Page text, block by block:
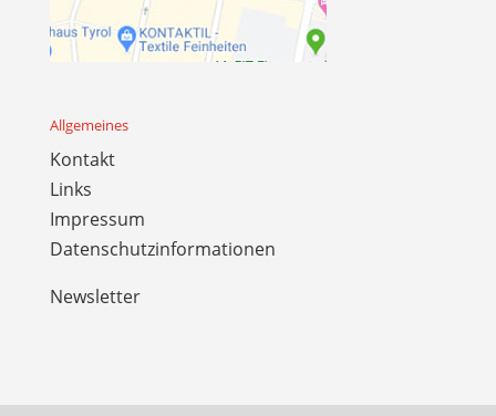
Allgemeines
Kontakt
Links
Impressum
Datenschutzinformationen
Newsletter